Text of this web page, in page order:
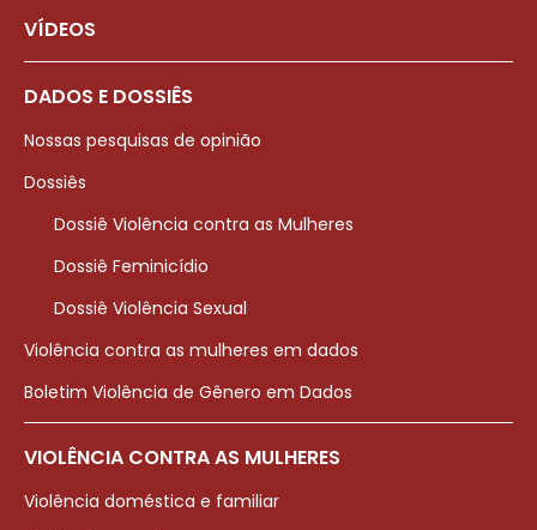
VÍDEOS
DADOS E DOSSIÊS
Nossas pesquisas de opinião
Dossiês
Dossiê Violência contra as Mulheres
Dossiê Feminicídio
Dossiê Violência Sexual
Violência contra as mulheres em dados
Boletim Violência de Gênero em Dados
VIOLÊNCIA CONTRA AS MULHERES
Violência doméstica e familiar